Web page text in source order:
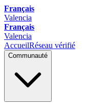
Français
Valencia
Français
Valencia
AccueilRéseau vérifié
Communauté